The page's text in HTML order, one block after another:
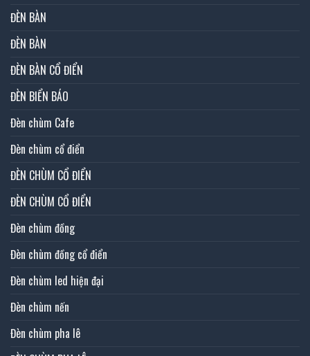
ĐÈN BÀN
ĐÈN BÀN
ĐÈN BÀN CỔ ĐIỂN
ĐÈN BIỂN BÁO
Đèn chùm Cafe
Đèn chùm cổ điển
ĐÈN CHÙM CỔ ĐIỂN
ĐÈN CHÙM CỔ ĐIỂN
Đèn chùm đồng
Đèn chùm đồng cổ điển
Đèn chùm led hiện đại
Đèn chùm nến
Đèn chùm pha lê